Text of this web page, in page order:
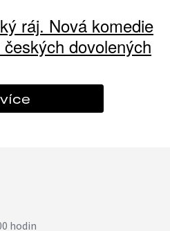
ráj. Nová komedie
dovolených
více